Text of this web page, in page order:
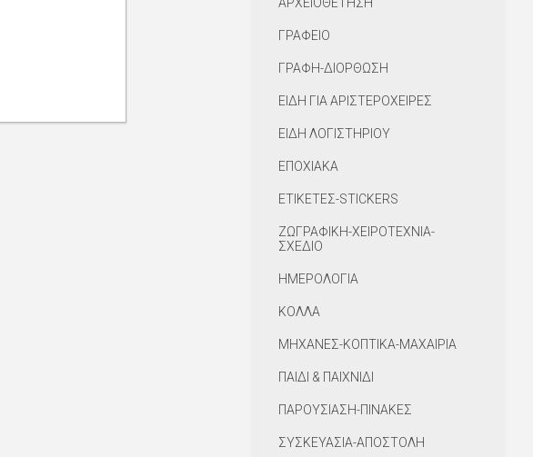
ΑΡΧΕΙΟΘΕΤΗΣΗ
ΓΡΑΦΕΙΟ
ΓΡΑΦΗ-ΔΙΟΡΘΩΣΗ
ΕΙΔΗ ΓΙΑ ΑΡΙΣΤΕΡΟΧΕΙΡΕΣ
ΕΙΔΗ ΛΟΓΙΣΤΗΡΙΟΥ
ΕΠΟΧΙΑΚΑ
ΕΤΙΚΕΤΕΣ-STICKERS
ΖΩΓΡΑΦΙΚΗ-ΧΕΙΡΟΤΕΧΝΙΑ-
ΣΧΕΔΙΟ
ΗΜΕΡΟΛΟΓΙΑ
ΚΟΛΛΑ
ΜΗΧΑΝΕΣ-ΚΟΠΤΙΚΑ-ΜΑΧΑΙΡΙΑ
ΠΑΙΔΙ & ΠΑΙΧΝΙΔΙ
ΠΑΡΟΥΣΙΑΣΗ-ΠΙΝΑΚΕΣ
ΣΥΣΚΕΥΑΣΙΑ-ΑΠΟΣΤΟΛΗ